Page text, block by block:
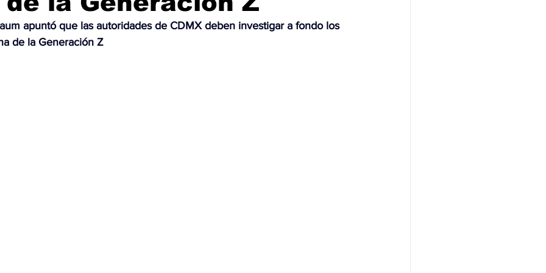
POLÍTICA
apuntó que las autoridades de CDMX deben investigar a fondo los
de la Generación Z